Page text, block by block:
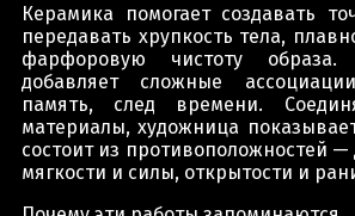
Керамика помогает создавать
передавать хрупкость тела,
фарфоровую чистоту
добавляет сложные
память, след времени.
материалы, художница
состоит из противоположностей
мягкости и силы, открытости и